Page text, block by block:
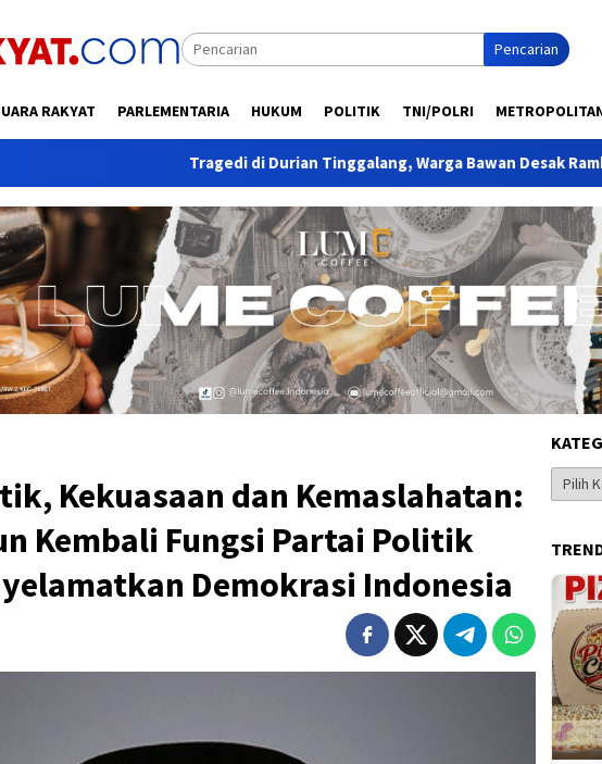
Pencarian
RAKYAT PARLEMENTARIA HUKUM POLITIK TNI/POLRI
Tragedi di Durian Tinggalang, Warga Bawan Desak Rambu dan Lampu
Kekuasaan dan Kemaslahatan:
Kembali Fungsi Partai Politik
Demokrasi Indonesia
Berita